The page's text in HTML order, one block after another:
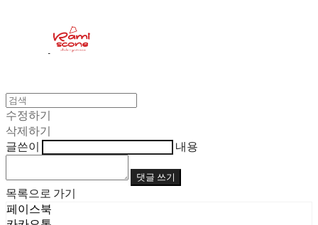
수정하기
삭제하기
글쓴이
내용
댓글 쓰기
목록으로 가기
페이스북